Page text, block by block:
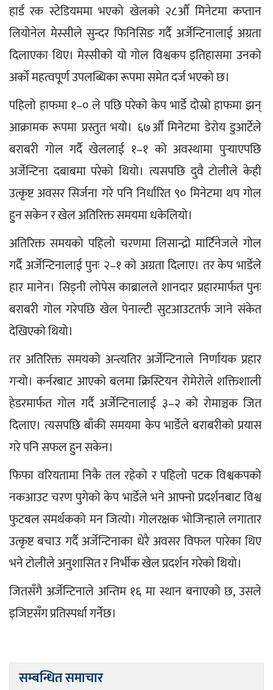
हार्ड रक स्टेडियममा भएको खेलको २८औँ मिनेटमा कप्तान
लियोनेल मेस्सीले सुन्दर फिनिसिङ गर्दै अर्जेन्टिनालाई अग्रता
दिलाएका थिए। मेस्सीको यो गोल विश्वकप इतिहासमा उनको
अर्को महत्वपूर्ण उपलब्धिका रूपमा समेत दर्ज भएको छ।
पहिलो हाफमा १–० ले पछि परेको केप भार्डे दोस्रो हाफमा झन्
आक्रामक रूपमा प्रस्तुत भयो। ६७औँ मिनेटमा डेरोय डुआर्टेले
बराबरी गोल गर्दै खेललाई १–१ को अवस्थामा पुर्‍याएपछि
अर्जेन्टिना दबाबमा परेको थियो। त्यसपछि दुवै टोलीले केही
उत्कृष्ट अवसर सिर्जना गरे पनि निर्धारित ९० मिनेटमा थप गोल
हुन सकेन र खेल अतिरिक्त समयमा धकेलियो।
अतिरिक्त समयको पहिलो चरणमा लिसान्द्रो मार्टिनेजले गोल
गर्दै अर्जेन्टिनालाई पुनः २–१ को अग्रता दिलाए। तर केप भार्डेले
हार मानेन। सिड्नी लोपेस काब्रालले शानदार प्रहारमार्फत पुनः
बराबरी गोल गरेपछि खेल पेनाल्टी सुटआउटतर्फ जाने संकेत
देखिएको थियो।
तर अतिरिक्त समयको अन्त्यतिर अर्जेन्टिनाले निर्णायक प्रहार
गर्‍यो। कर्नरबाट आएको बलमा क्रिस्टियन रोमेरोले शक्तिशाली
हेडरमार्फत गोल गर्दै अर्जेन्टिनालाई ३–२ को रोमाञ्चक जित
दिलाए। त्यसपछि बाँकी समयमा केप भार्डेले बराबरीको प्रयास
गरे पनि सफल हुन सकेन।
फिफा वरियतामा निकै तल रहेको र पहिलो पटक विश्वकपको
नकआउट चरण पुगेको केप भार्डेले भने आफ्नो प्रदर्शनबाट विश्व
फुटबल समर्थकको मन जित्यो। गोलरक्षक भोजिन्हाले लगातार
उत्कृष्ट बचाउ गर्दै अर्जेन्टिनाका धेरै अवसर विफल पारेका थिए
भने टोलीले अनुशासित र निर्भीक खेल प्रदर्शन गरेको थियो।
जितसँगै अर्जेन्टिनाले अन्तिम १६ मा स्थान बनाएको छ, उसले
इजिप्टसँग प्रतिस्पर्धा गर्नेछ।
सम्बन्धित समाचार